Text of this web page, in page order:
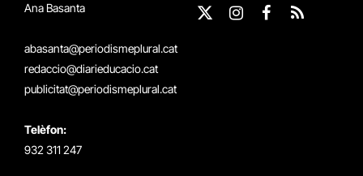
Ana Basanta
abasanta@periodismeplural.cat
redaccio@diarieducacio.cat
publicitat@periodismeplural.cat
Telèfon:
932 311 247
X
Instagram
Facebook
RSS